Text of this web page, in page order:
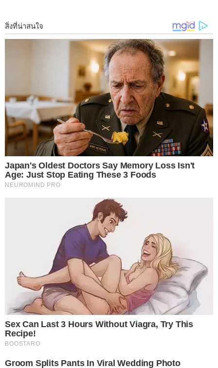
1 มันฝ รั่ ง เบกกิ้งโซดา
ล้างกระทะให้สะอาดเท่าที่จะทำได้ก่อนหนึ่งรอบจากนั้นใช้เบกกิ้ง
โซดาโรยให้ทั่วกระทะ ทิ้งไว้สัก 30 นาทีเป็นอ ย่ า งน้อย แล้วนำมา
ขัด โดยใช้มันฝ รั่ งฝาน แล้วใช้ด้านในของมันฝ รั่ งขัดถูให้ทั่วกระทะ
อาจใส่เกลือลงไปด้วยเพื่อให้ขัดออกได้ง่ายขึ้น จากนั้นล้างออกด้วย
น้ำสะอาด